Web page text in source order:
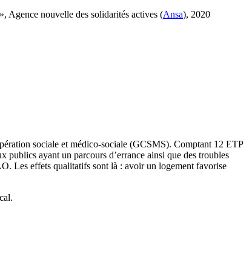
Agence nouvelle des solidarités actives (Ansa), 2020
sociale et médico-sociale (GCSMS). Comptant 12 ETP
publics ayant un parcours d’errance ainsi que des troubles
Les effets qualitatifs sont là : avoir un logement favorise